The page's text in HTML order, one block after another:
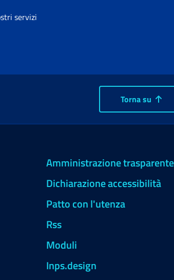
servizi
Torna su
Amministrazione trasparente
Dichiarazione accessibilità
Patto con l'utenza
Rss
Moduli
Inps.design